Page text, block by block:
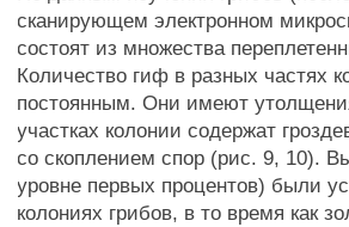
сканирующем электронном
состоят из множества
Количество гиф в разных частях
постоянным. Они имеют
участках колонии содержат
со скоплением спор (рис. 9, 10).
уровне первых процентов) были
колониях грибов, в то время как